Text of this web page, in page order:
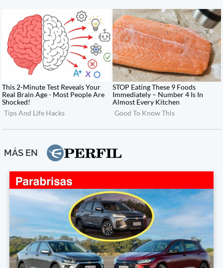
MÁS EN